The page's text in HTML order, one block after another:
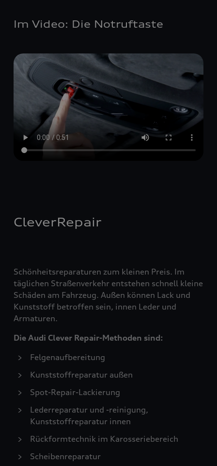
Im Video: Die Notruftaste
CleverRepair
Schönheitsreparaturen zum kleinen Preis. Im
täglichen Straßenverkehr entstehen schnell kleine
Schäden am Fahrzeug. Außen können Lack und
Kunststoff betroffen sein, innen Leder und
Armaturen.
Die Audi Clever Repair-Methoden sind:
Felgenaufbereitung
Kunststoffreparatur außen
Spot-Repair-Lackierung
Lederreparatur und -reinigung,
Kunststoffreparatur innen
Rückformtechnik im Karosseriebereich
Scheibenreparatur